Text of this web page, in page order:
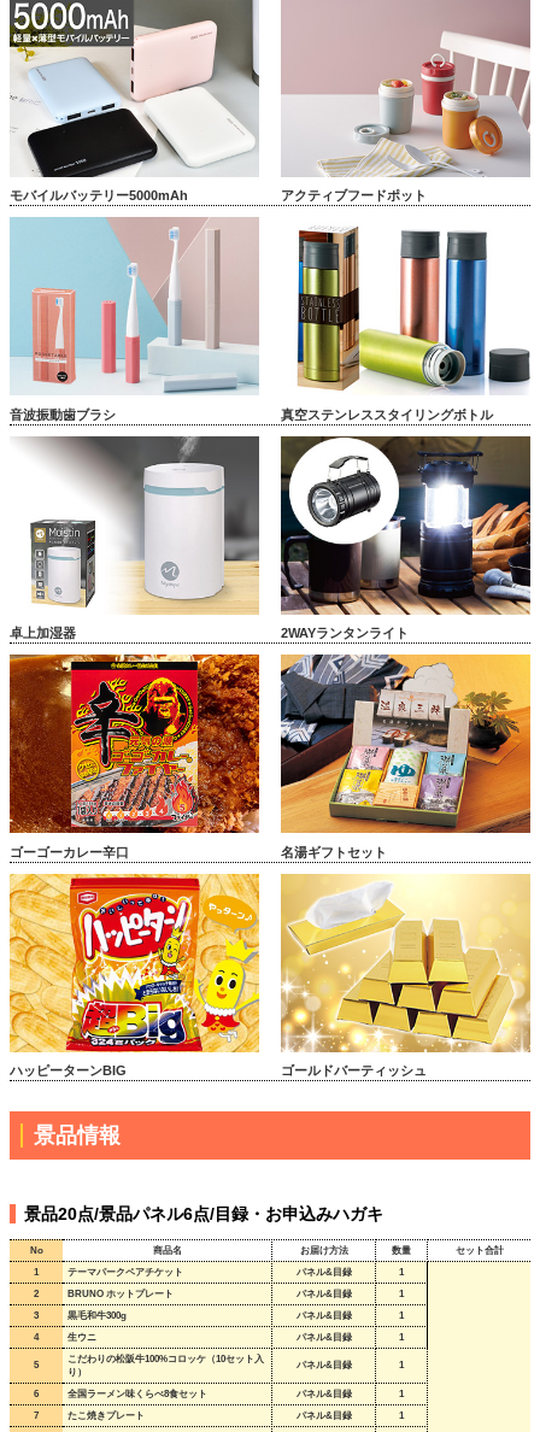
モバイルバッテリー5000mAh アクティブフードポット
音波振動歯ブラシ 真空ステンレススタイリングボトル
卓上加湿器 2WAYランタンライト
ゴーゴーカレー辛口 名湯ギフトセット
ハッピーターンBIG ゴールドバーティッシュ
景品情報
景品20点/景品パネル6点/目録・お申込みハガキ
No 商品名 お届け方法 数量
セット合計
1
テーマパークペアチケット パネル&目録
1
2
BRUNO ホットプレート パネル&目録
1
3
黒毛和牛300g パネル&目録
1
4
生ウニ パネル&目録 1
5
こだわりの松阪牛100%コロッケ（10セット入
り）
パネル&目録 1
6 全国ラーメン味くらべ8食セット パネル&目録
1
7
たこ焼きプレート パネル&目録
1